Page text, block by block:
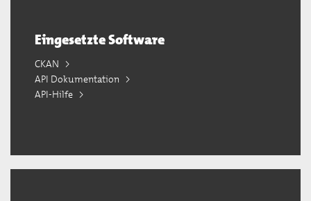
Eingesetzte Software
CKAN
API Dokumentation
API-Hilfe